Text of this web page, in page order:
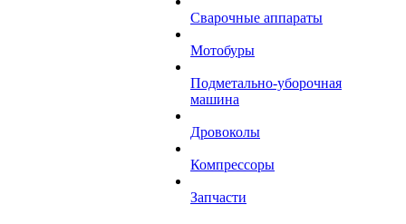
Сварочные аппараты
Мотобуры
Подметально-уборочная
машина
Дровоколы
Компрессоры
Запчасти